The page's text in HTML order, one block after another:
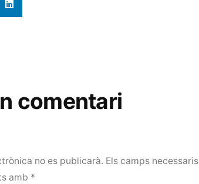
comentari
no es publicarà. Els camps necessaris
amb *